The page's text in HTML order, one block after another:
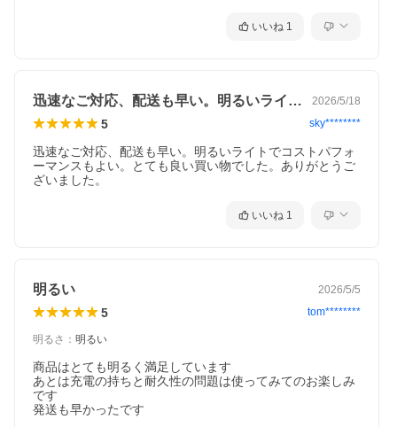
いいね 1
迅速なご対応、配送も早い。明るいライト… 2026/5/18
5 sky********
迅速なご対応、配送も早い。明るいライトでコストパフォ
ーマンスもよい。とても良い買い物でした。ありがとうご
ざいました。
いいね 1
明るい 2026/5/5
5 tom********
明るさ ： 明るい
商品はとても明るく満足しています
あとは充電の持ちと耐久性の問題は使ってみてのお楽しみ
です
発送も早かったです